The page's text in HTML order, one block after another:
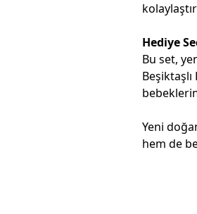
Hediye
Bu set,
Yeni
hem de